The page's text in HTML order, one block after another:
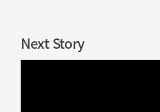
Next Story